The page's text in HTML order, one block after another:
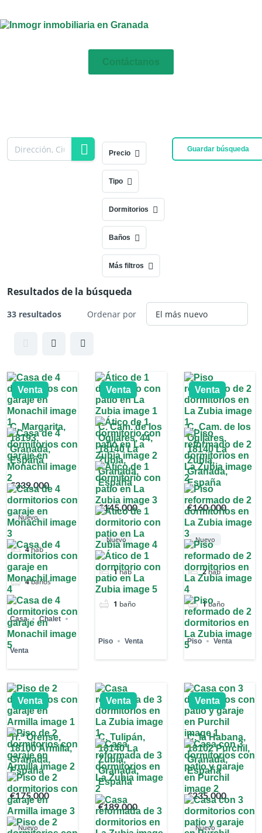
Contáctanos
Guardar búsqueda
Precio
Tipo
Dormitorios
Baños
Más filtros
Resultados de la búsqueda
33 resultados Ordenar por
Venta
C. Margarita,
18193,
Granada,
España
€339,000
Nuevo
4hab
4baños
Casa Chalet
Venta
Venta
C. Cam. de los
Ogijares, 44,
18140 La
Zubia,
Granada,
España
€145,000
Nuevo
1hab
1 baño
Piso Venta
Venta
C. Cam. de los
Ogijares,
18140 La
Zubia,
Granada,
España
€160,000
Nuevo
2 hab
1baño
Piso Venta
Venta
Tr.ª Orense,
18100 Armilla,
Granada,
España
€175,000
Nuevo
Venta
C. Tulipán,
18140 La
Zubia,
Granada,
España
€189,000
Venta
C. la Habana,
18102 Purchil,
Granada,
España
€235,000
Nuevo